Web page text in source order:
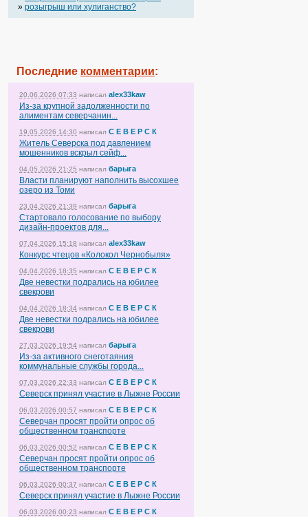
» розыгрыш или хулиганство?
Последние комментарии:
20.06.2026 07:33 написал alex33kaw
Из-за крупной задолженности по
алиментам северчанин...
19.05.2026 14:30 написал С Е В Е Р С К
Житель Северска под давлением
мошенников вскрыл сейф...
04.05.2026 21:25 написал барыга
Власти планируют наполнить высохшее
озеро из Томи
23.04.2026 21:39 написал барыга
Стартовало голосование по выбору
дизайн-проектов для...
07.04.2026 15:18 написал alex33kaw
Конкурс чтецов «Колокол Чернобыля»
04.04.2026 18:35 написал С Е В Е Р С К
Две невестки подрались на юбилее
свекрови
04.04.2026 18:34 написал С Е В Е Р С К
Две невестки подрались на юбилее
свекрови
27.03.2026 19:54 написал барыга
Из-за активного снеготаяния
коммунальные службы города...
07.03.2026 22:33 написал С Е В Е Р С К
Северск принял участие в Лыжне России
06.03.2026 00:57 написал С Е В Е Р С К
Северчан просят пройти опрос об
общественном транспорте
06.03.2026 00:52 написал С Е В Е Р С К
Северчан просят пройти опрос об
общественном транспорте
06.03.2026 00:37 написал С Е В Е Р С К
Северск принял участие в Лыжне России
06.03.2026 00:23 написал С Е В Е Р С К